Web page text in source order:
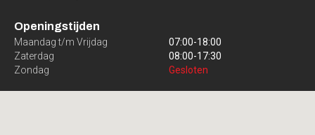
Openingstijden
Maandag t/m Vrijdag 07:00-18:00
Zaterdag
08:00-17:30
Zondag
Gesloten